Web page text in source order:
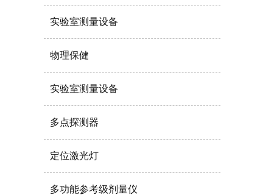
实验室测量设备
物理保健
实验室测量设备
多点探测器
定位激光灯
多功能参考级剂量仪